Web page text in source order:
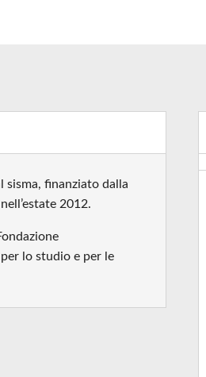
finanziato dalla
2012.
lo studio e per le